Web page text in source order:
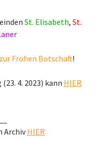
St. Elisabeth, St.
Frohen Botschaft!
4. 2023) kann HIER
ArchivHIER